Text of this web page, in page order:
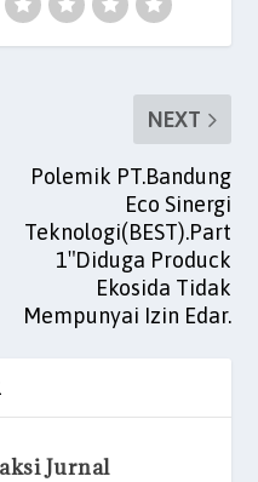
NEXT
Polemik PT.Bandung
Eco Sinergi
Teknologi(BEST).Part
1″Diduga Produck
Ekosida Tidak
Mempunyai Izin Edar.
Jurnal